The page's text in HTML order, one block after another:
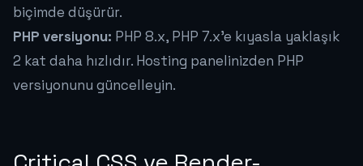
biçimde düşürür.
PHP versiyonu: PHP 8.x, PHP 7.x'e kıyasla yaklaşık
2 kat daha hızlıdır. Hosting panelinizden PHP
versiyonunu güncelleyin.